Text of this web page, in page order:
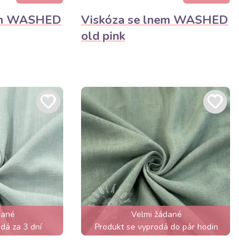
WASHED
Viskóza se lnem WASHED
old pink
za 3 dní
Velmi žádané
Produkt se vyprodá do pár hodin